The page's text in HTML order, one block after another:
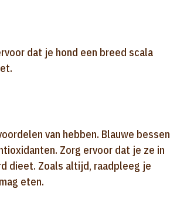
dat je hond een breed scala
van hebben. Blauwe bessen
Zorg ervoor dat je ze in
dieet. Zoals altijd, raadpleeg je
eten.